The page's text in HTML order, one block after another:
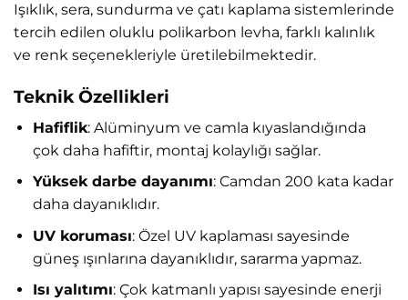
Işıklık, sera, sundurma ve çatı kaplama sistemlerinde
tercih edilen oluklu polikarbon levha, farklı kalınlık
ve renk seçenekleriyle üretilebilmektedir.
Teknik Özellikleri
Hafiflik: Alüminyum ve camla kıyaslandığında
çok daha hafiftir, montaj kolaylığı sağlar.
Yüksek darbe dayanımı: Camdan 200 kata kadar
daha dayanıklıdır.
UV koruması: Özel UV kaplaması sayesinde
güneş ışınlarına dayanıklıdır, sararma yapmaz.
Isı yalıtımı: Çok katmanlı yapısı sayesinde enerji